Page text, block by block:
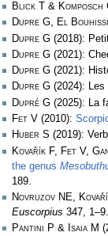
Blick T & Komposch
Dupre G, El
Dupre G(2018):
Dupre G(2021):
Dupre G(2021):
Dupre G(2024): Les
Dupré G(2025): La
Fet V (2010):
Huber S (2019):
Kovařík F, Fet V,
the genus
189.
Novruzov NE,
Euscorpius 347, 1–9.
Pantini P & Isaia M